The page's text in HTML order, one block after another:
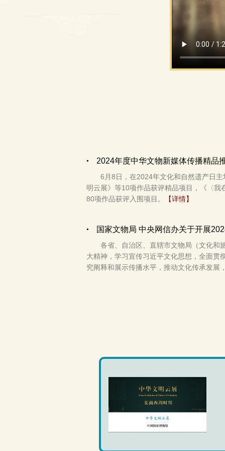
2024年度中华文物新媒体传播精品
6月8日，在2024年文化和自然遗产日
明云展》等10项作品获评精品项目，《〈我
80项作品获评入围项目。
【详情】
国家文物局 中央网信办关于开展
各省、自治区、直辖市文物局（文化和
大精神，学习宣传习近平文化思想，全面贯
究阐释和展示传播水平，推动文化传承发展